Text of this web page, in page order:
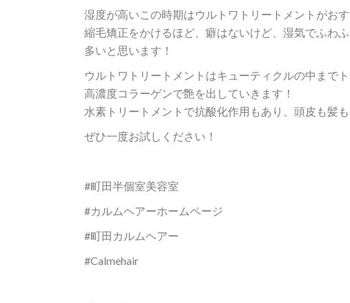
湿度が高いこの時期はウルトワトリートメントがおす
縮毛矯正をかけるほど、癖はないけど、湿気でふわふ
多いと思います！
ウルトワトリートメントはキューティクルの中まで
高濃度コラーゲンで艶を出していきます！
水素トリートメントで抗酸化作用もあり、頭皮も髪
ぜひ一度お試しください！
#町田半個室美容室
#カルムヘアーホームページ
#町田カルムヘアー
#Calmehair